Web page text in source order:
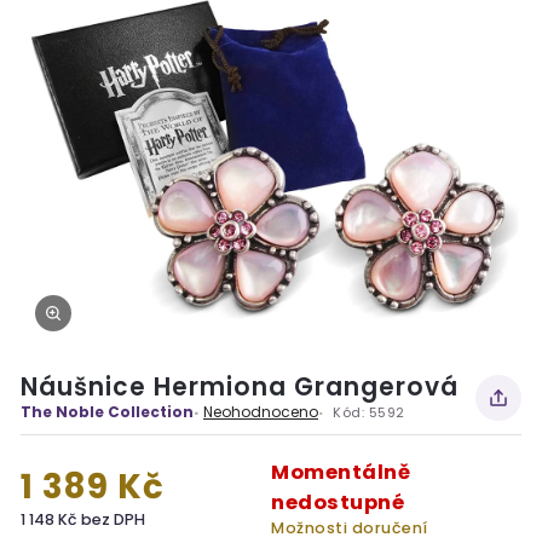
Náušnice Hermiona Grangerová
The Noble Collection Neohodnoceno Kód: 5592
1 389 Kč
1 148 Kč bez DPH
Momentálně
nedostupné
Možnosti doručení